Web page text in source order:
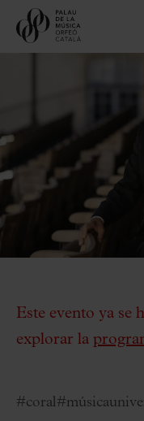
Este evento ya se
explorar la
#coral